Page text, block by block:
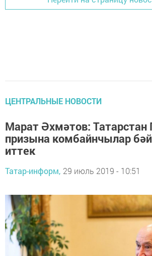
ЦЕНТРАЛЬНЫЕ НОВОСТИ
Марат Әхмәтов:
призына комбайнчылар
иттек
Татар-информ, 29 июль 2019 - 10:51